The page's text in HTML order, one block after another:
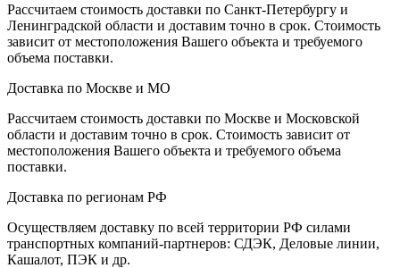
Рассчитаем стоимость доставки по Санкт-Петербургу и
Ленинградской области и доставим точно в срок. Стоимость
зависит от местоположения Вашего объекта и требуемого
объема поставки.
Доставка по Москве и МО
Рассчитаем стоимость доставки по Москве и Московской
области и доставим точно в срок. Стоимость зависит от
местоположения Вашего объекта и требуемого объема
поставки.
Доставка по регионам РФ
Осуществляем доставку по всей территории РФ силами
транспортных компаний-партнеров: СДЭК, Деловые линии,
Кашалот, ПЭК и др.